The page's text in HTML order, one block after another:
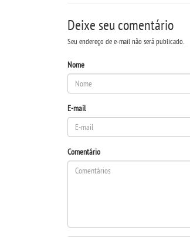
Deixe seu comentário
Seu endereço de e-mail não será publicado.
Nome
E-mail
Comentário